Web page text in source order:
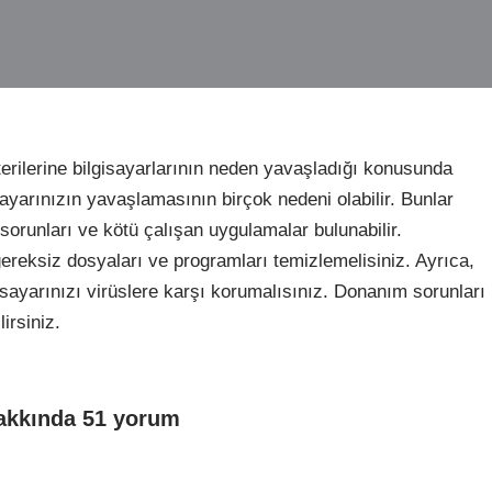
bilgisayarlarının neden yavaşladığı konusunda
yavaşlamasının birçok nedeni olabilir. Bunlar
ve kötü çalışan uygulamalar bulunabilir.
dosyaları ve programları temizlemelisiniz. Ayrıca,
virüslere karşı korumalısınız. Donanım sorunları
51 yorum